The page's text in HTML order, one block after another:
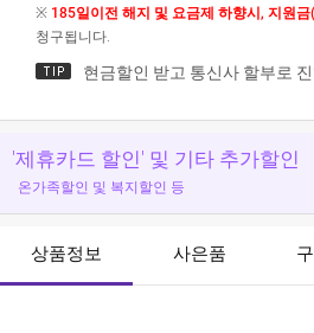
※ 185일이전 해지 및 요금제 하향시, 지원
청구됩니다.
현금할인 받고 통신사 할부로
'제휴카드 할인' 및 기타 추가할인
온가족할인 및 복지할인 등
상품정보 사은품